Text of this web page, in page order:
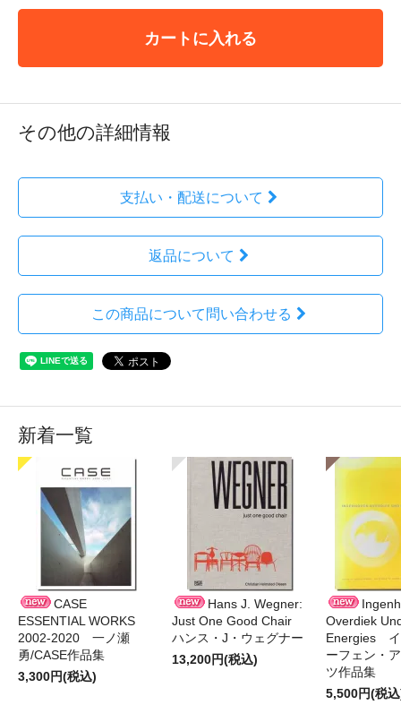
カートに入れる
その他の詳細情報
支払い・配送について
返品について
この商品について問い合わせる
新着一覧
CASE
ESSENTIAL WORKS
2002-2020 一ノ瀬
勇/CASE作品集
3,300円(税込)
Hans J. Wegner:
Just One Good Chair
ハンス・J・ウェグナー
13,200円(税込)
Overdiek
Energies イ
ーフェン・
ツ作品集
5,500円(税